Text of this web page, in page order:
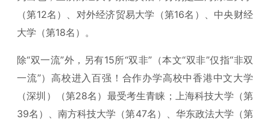
（第12名）、对外经济贸易大学（第16名）、中央财经
大学（第18名）。
除“双一流”外，另有15所“双非”（本文“双非”仅指“非双
一流”）高校进入百强！合作办学高校中香港中文大学
（深圳）（第28名）最受考生青睐；上海科技大学（第
39名）、南方科技大学（第47名）、华东政法大学（第